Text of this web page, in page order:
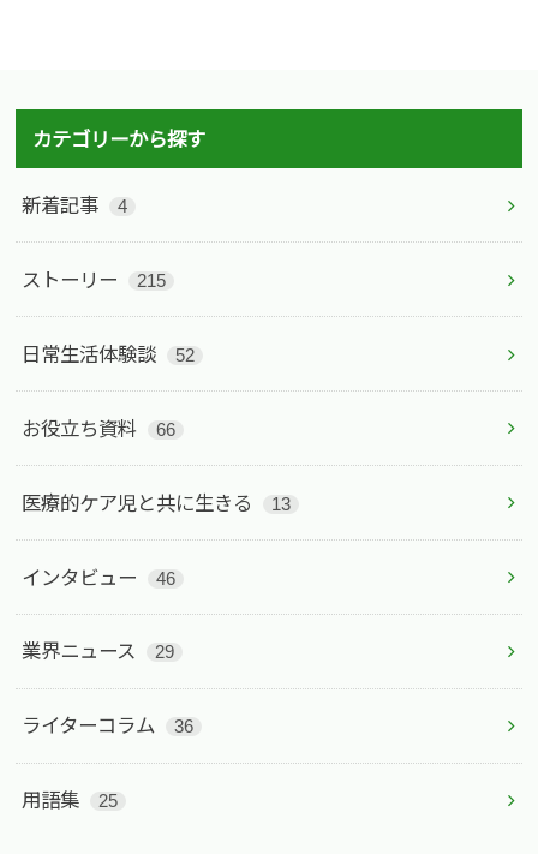
カテゴリーから探す
新着記事 4
ストーリー 215
日常生活体験談 52
お役立ち資料 66
医療的ケア児と共に生きる 13
インタビュー 46
業界ニュース 29
ライターコラム 36
用語集 25